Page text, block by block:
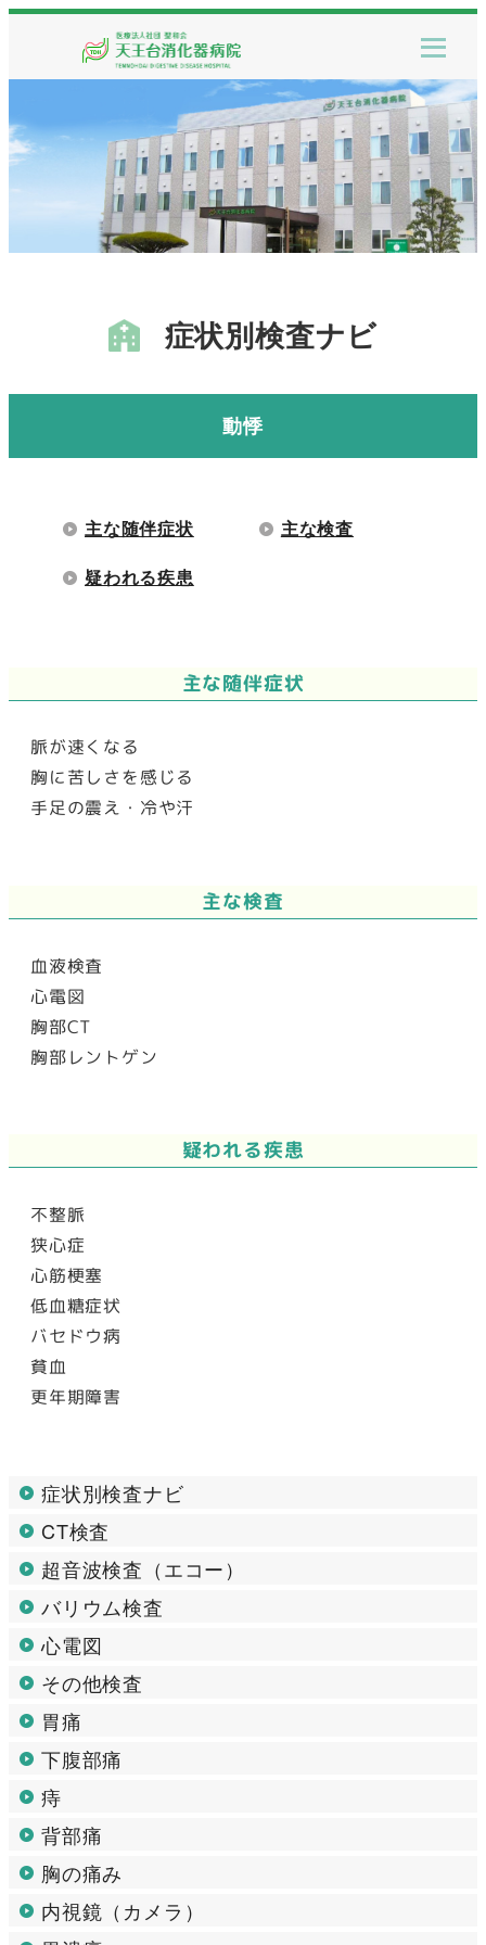
症状別検査ナビ
動悸
主な随伴症状
主な検査
疑われる疾患
主な随伴症状
脈が速くなる
胸に苦しさを感じる
手足の震え・冷や汗
主な検査
血液検査
心電図
胸部CT
胸部レントゲン
疑われる疾患
不整脈
狭心症
心筋梗塞
低血糖症状
バセドウ病
貧血
更年期障害
症状別検査ナビ
CT検査
超音波検査（エコー）
バリウム検査
心電図
その他検査
胃痛
下腹部痛
痔
背部痛
胸の痛み
内視鏡（カメラ）